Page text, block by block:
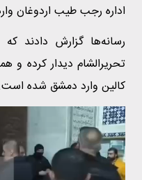
اداره رجب طیب اردوغان
رسانه‌ها گزارش دادند
تحریرالشام دیدار کرده
کالین وارد دمشق شده